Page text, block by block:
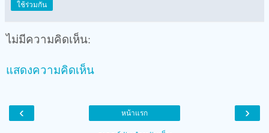
ใช้ร่วมกัน
ไม่มีความคิดเห็น:
แสดงความคิดเห็น
‹ ›
หน้าแรก